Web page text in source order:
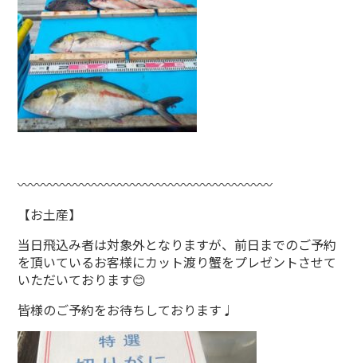
〰〰〰〰〰〰〰〰〰〰〰〰〰〰〰〰〰〰〰〰
【お土産】
当日飛込み者は対象外となりますが、前日までのご予約
を頂いているお客様にカット渡り蟹をプレゼントさせて
いただいております😊
皆様のご予約をお待ちしております♩